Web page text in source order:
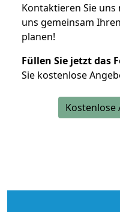
Kontaktieren Sie uns
uns gemeinsam
planen!
Füllen Sie jetzt das
Sie kostenlose
Kostenlose